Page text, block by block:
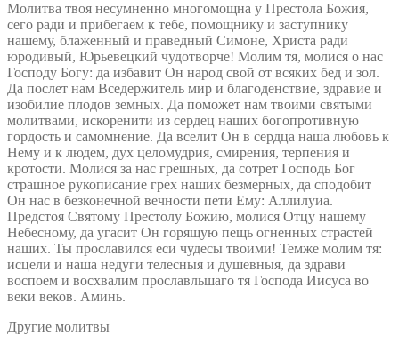
Молитва твоя несумненно многомощна у Престола Божия,
сего ради и прибегаем к тебе, помощнику и заступнику
нашему, блаженный и праведный Симоне, Христа ради
юродивый, Юрьевецкий чудотворче! Молим тя, молися о нас
Господу Богу: да избавит Он народ свой от всяких бед и зол.
Да послет нам Вседержитель мир и благоденствие, здравие и
изобилие плодов земных. Да поможет нам твоими святыми
молитвами, искоренити из сердец наших богопротивную
гордость и самомнение. Да вселит Он в сердца наша любовь к
Нему и к людем, дух целомудрия, смирения, терпения и
кротости. Молися за нас грешных, да сотрет Господь Бог
страшное рукописание грех наших безмерных, да сподобит
Он нас в безконечной вечности пети Ему: Аллилуиа.
Предстоя Святому Престолу Божию, молися Отцу нашему
Небесному, да угасит Он горящую пещь огненных страстей
наших. Ты прославился еси чудесы твоими! Темже молим тя:
исцели и наша недуги телесныя и душевныя, да здрави
воспоем и восхвалим прославльшаго тя Господа Иисуса во
веки веков. Аминь.
Другие молитвы